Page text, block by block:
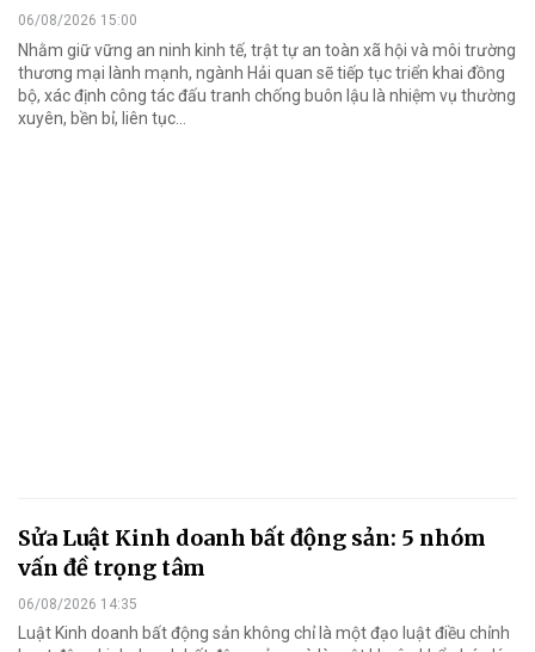
06/08/2026 15:00
Nhằm giữ vững an ninh kinh tế, trật tự an toàn xã hội và môi trường
thương mại lành mạnh, ngành Hải quan sẽ tiếp tục triển khai đồng
bộ, xác định công tác đấu tranh chống buôn lậu là nhiệm vụ thường
xuyên, bền bỉ, liên tục…
Sửa Luật Kinh doanh bất động sản: 5 nhóm
vấn đề trọng tâm
06/08/2026 14:35
Luật Kinh doanh bất động sản không chỉ là một đạo luật điều chỉnh